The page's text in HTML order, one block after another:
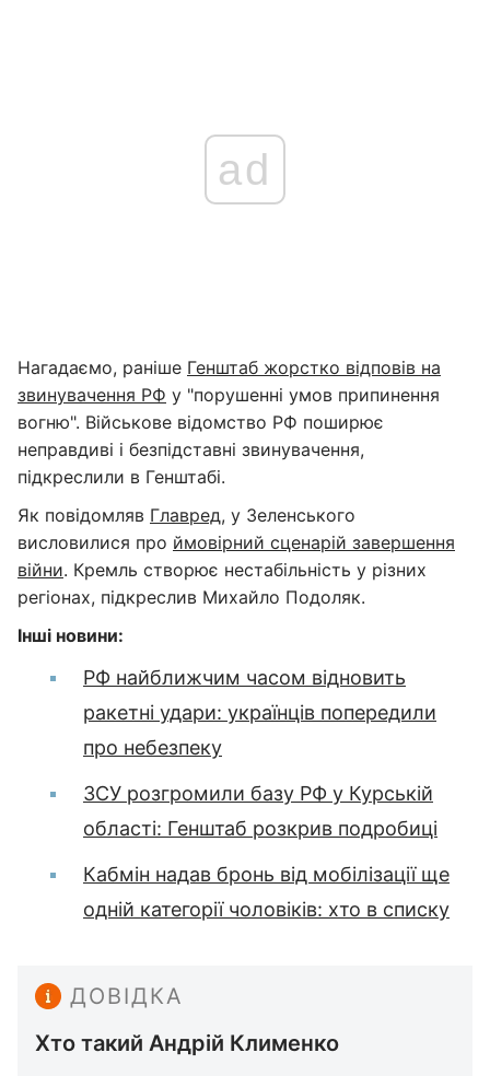
ad
Нагадаємо, раніше Генштаб жорстко відповів на
звинувачення РФ у "порушенні умов припинення
вогню". Військове відомство РФ поширює
неправдиві і безпідставні звинувачення,
підкреслили в Генштабі.
Як повідомляв Главред, у Зеленського
висловилися про ймовірний сценарій завершення
війни. Кремль створює нестабільність у різних
регіонах, підкреслив Михайло Подоляк.
Інші новини:
РФ найближчим часом відновить
ракетні удари: українців попередили
про небезпеку
ЗСУ розгромили базу РФ у Курській
області: Генштаб розкрив подробиці
Кабмін надав бронь від мобілізації ще
одній категорії чоловіків: хто в списку
ДОВІДКА
Хто такий Андрій Клименко